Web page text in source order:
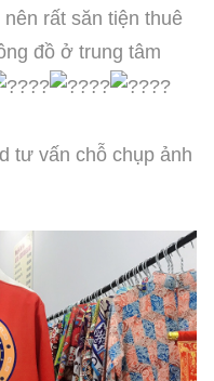
rất săn tiện thuê
đồ ở trung tâm
tư vấn chỗ chụp ảnh